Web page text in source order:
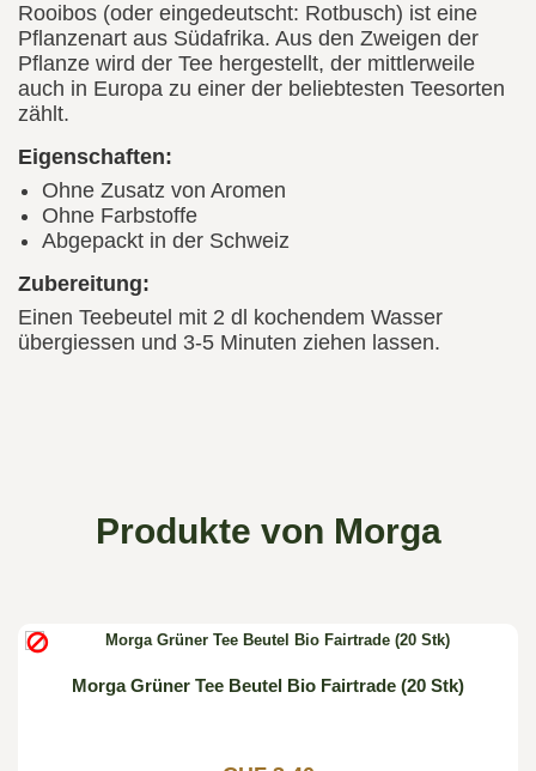
Rooibos (oder eingedeutscht: Rotbusch) ist eine
Pflanzenart aus Südafrika. Aus den Zweigen der
Pflanze wird der Tee hergestellt, der mittlerweile
auch in Europa zu einer der beliebtesten Teesorten
zählt.
Eigenschaften:
Ohne Zusatz von Aromen
Ohne Farbstoffe
Abgepackt in der Schweiz
Zubereitung:
Einen Teebeutel mit 2 dl kochendem Wasser
übergiessen und 3-5 Minuten ziehen lassen.
Produkte von Morga

Morga Grüner Tee Beutel Bio Fairtrade (20 Stk)